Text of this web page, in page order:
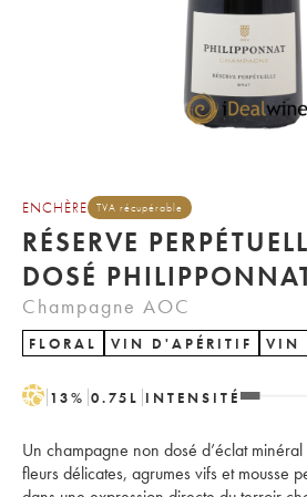
ENCHÈRE TVA récupérable
RÉSERVE
DOSÉ
Champagne AOC
FLORAL VIN D'APÉRITIF VIN
H 13% 0.75 L INTENSITÉ
Un champagne non dosé d’éclat
fleurs délicates, agrumes vifs et mousse